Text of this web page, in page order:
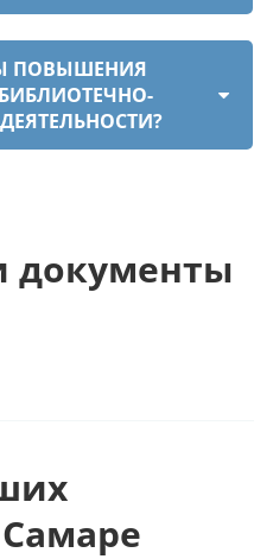
ПОВЫШЕНИЯ
документы